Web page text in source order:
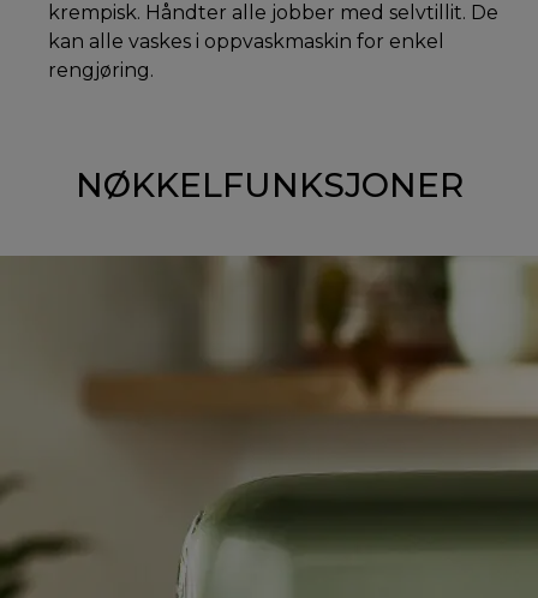
krempisk. Håndter alle jobber med selvtillit. De
kan alle vaskes i oppvaskmaskin for enkel
rengjøring.
NØKKELFUNKSJONER